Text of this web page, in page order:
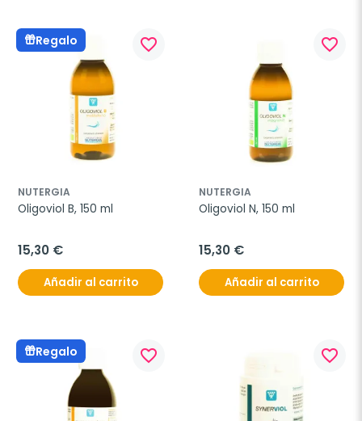
Regalo favorite_border
NUTERGIA
Oligoviol B, 150 ml
15,30 €
Añadir al carrito
favorite_border
NUTERGIA
Oligoviol N, 150 ml
15,30 €
Añadir al carrito
Regalo favorite_border favorite_border